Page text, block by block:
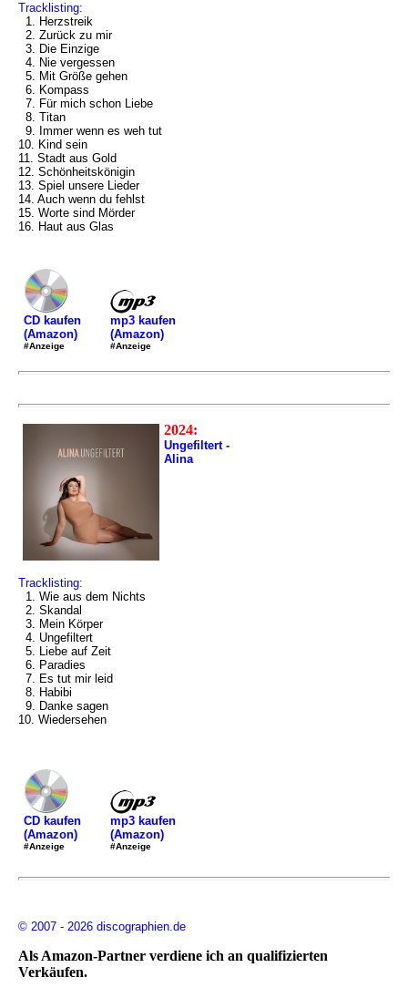
Tracklisting:
1. Herzstreik
2. Zurück zu mir
3. Die Einzige
4. Nie vergessen
5. Mit Größe gehen
6. Kompass
7. Für mich schon Liebe
8. Titan
9. Immer wenn es weh tut
10. Kind sein
11. Stadt aus Gold
12. Schönheitskönigin
13. Spiel unsere Lieder
14. Auch wenn du fehlst
15. Worte sind Mörder
16. Haut aus Glas
CD kaufen
(Amazon)
#Anzeige
mp3 kaufen
(Amazon)
#Anzeige
2024:
Ungefiltert -
Alina
Tracklisting:
1. Wie aus dem Nichts
2. Skandal
3. Mein Körper
4. Ungefiltert
5. Liebe auf Zeit
6. Paradies
7. Es tut mir leid
8. Habibi
9. Danke sagen
10. Wiedersehen
CD kaufen
(Amazon)
#Anzeige
mp3 kaufen
(Amazon)
#Anzeige
© 2007 - 2026 discographien.de
Als Amazon-Partner verdiene ich an qualifizierten
Verkäufen.